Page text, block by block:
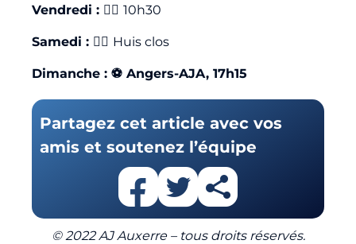
Vendredi : 🏋️‍♂️ 10h30
Samedi : 🏋️‍♂️ Huis clos
Dimanche : ⚽ Angers-AJA, 17h15
Partagez cet article avec vos
amis et soutenez l’équipe
© 2022 AJ Auxerre – tous droits réservés.